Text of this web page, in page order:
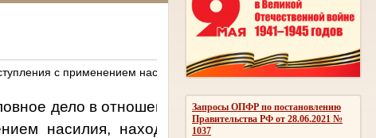
Запросы ОПФР по постановлению
Правительства РФ от 28.06.2021 №
1037
с применением насилия»
версия для
дело в отношении Г., который обвинялся в
насилия, находясь в состоянии